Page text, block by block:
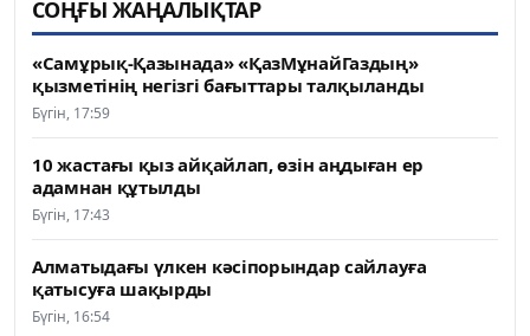
СОҢҒЫ ЖАҢАЛЫҚТАР
«Самұрық-Қазынада» «ҚазМұнайГаздың»
қызметінің негізгі бағыттары талқыланды
Бүгін, 17:59
10 жастағы қыз айқайлап, өзін аңдыған ер
адамнан құтылды
Бүгін, 17:43
Алматыдағы үлкен кәсіпорындар сайлауға
қатысуға шақырды
Бүгін, 16:54